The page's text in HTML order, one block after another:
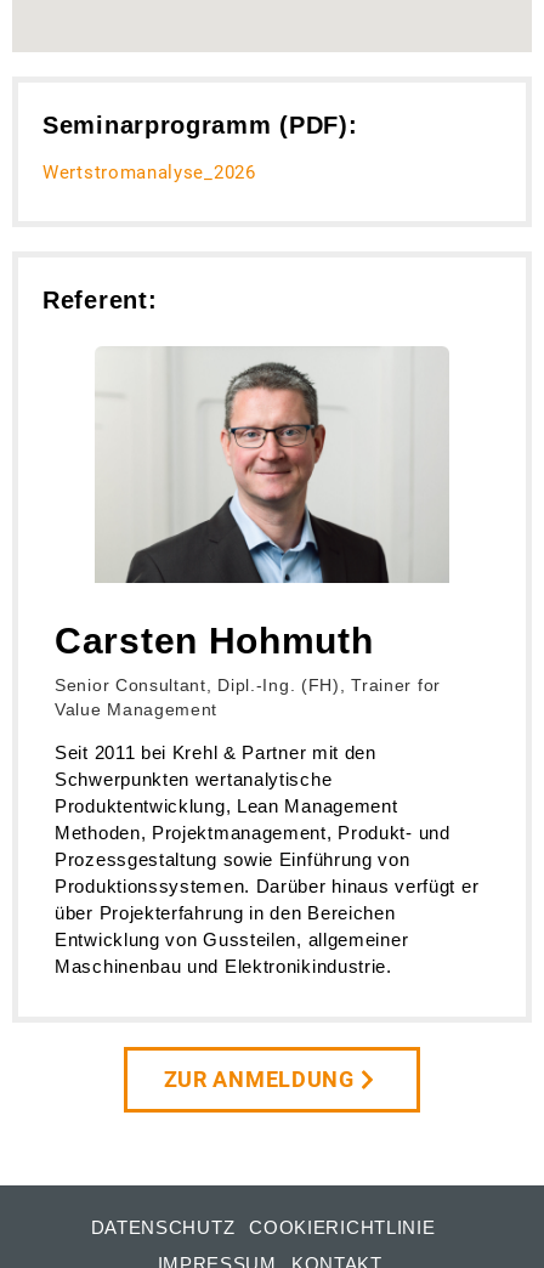
Seminarprogramm (PDF):
Wertstromanalyse_ 2026
Referent:
Carsten Hohmuth
Senior Consultant, Dipl.-Ing. (FH), Trainer for
Value Management
Seit 2011 bei Krehl & Partner mit den
Schwerpunkten wertanalytische
Produktentwicklung, Lean Management
Methoden, Projektmanagement, Produkt- und
Prozessgestaltung sowie Einführung von
Produktionssystemen. Darüber hinaus verfügt er
über Projekterfahrung in den Bereichen
Entwicklung von Gussteilen, allgemeiner
Maschinenbau und Elektronikindustrie.
ZUR ANMELDUNG
DATENSCHUTZ
COOKIERICHTLINIE
IMPRESSUM
KONTAKT